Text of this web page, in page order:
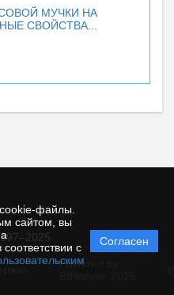
файлы.
сайтом, вы
с
Согласен
МУЧКИ НА
СВОЙСТВА...
Powered by